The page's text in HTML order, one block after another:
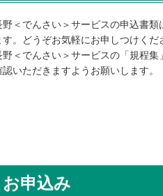
野＜でんさい＞サービスの申込書
す。どうぞお気軽にお申しつけくだ
野＜でんさい＞サービスの「規程
いただきますようお願いします。
申込み